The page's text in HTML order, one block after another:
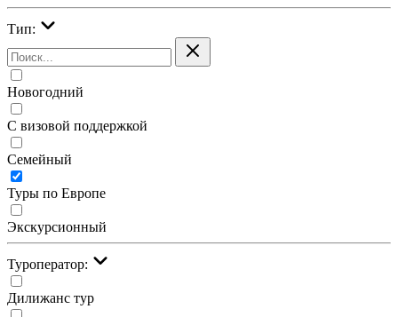
Тип:
Новогодний
С визовой поддержкой
Семейный
Туры по Европе
Экскурсионный
Туроператор:
Дилижанс тур